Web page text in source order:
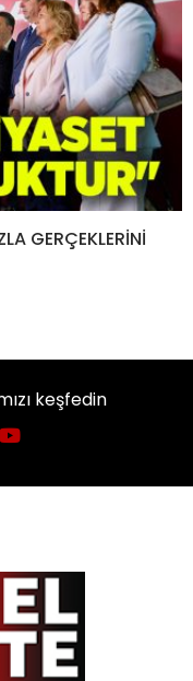
GERÇEKLERİNİ
keşfedin